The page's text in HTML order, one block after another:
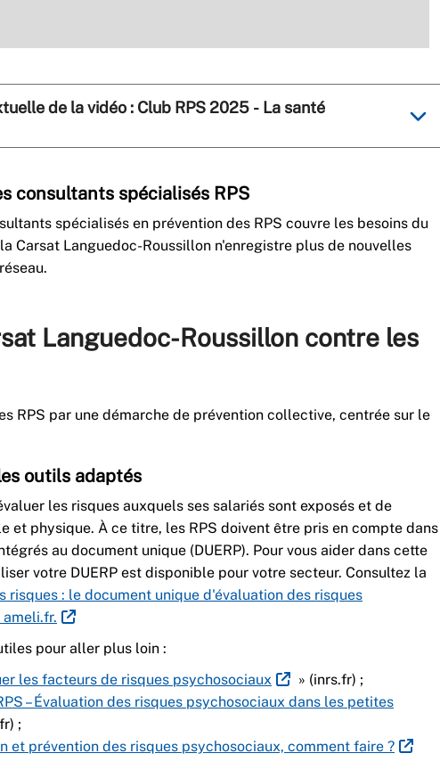
de la vidéo : Club RPS 2025 - La santé
consultants spécialisés RPS
spécialisés en prévention des RPS couvre les besoins du
Carsat Languedoc-Roussillon n'enregistre plus de nouvelles
Languedoc-Roussillon contre les
RPS par une démarche de prévention collective, centrée sur le
outils adaptés
les risques auxquels ses salariés sont exposés et de
et physique. À ce titre, les RPS doivent être pris en compte dans
au document unique (DUERP). Pour vous aider dans cette
votre DUERP est disponible pour votre secteur. Consultez la
risques : le document unique d'évaluation des risques
ameli.fr.
pour aller plus loin :
les facteurs de risques psychosociaux
» (inrs.fr) ;
– Évaluation des risques psychosociaux dans les petites
;
et prévention des risques psychosociaux, comment faire ?